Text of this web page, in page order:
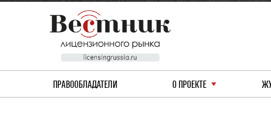
ПРАВООБЛАДАТЕЛИ О ПРОЕКТЕ